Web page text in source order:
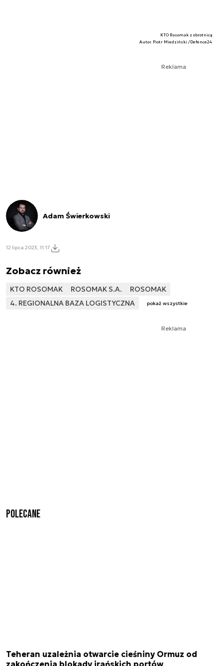
KTO Rosomak z obrotnicą
Autor. Piotr Miedziński /Defence24
Reklama
Adam Świerkowski
12 lipca 2023, 11:17
Zobacz również
KTO ROSOMAK ROSOMAK S.A.
ROSOMAK
4. REGIONALNA BAZA LOGISTYCZNA
pokaż wszystkie
Reklama
Polecane
Teheran uzależnia otwarcie cieśniny Ormuz od
zakończenia blokady irańskich portów